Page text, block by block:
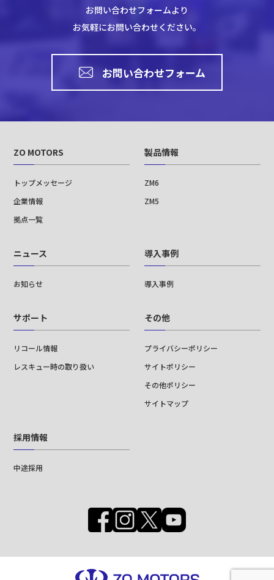
お問い合わせフォームより
お気軽にお問い合わせください。
お問い合わせフォーム
ZO MOTORS
トップメッセージ
企業情報
拠点一覧
製品情報
ZM6
ZM5
ニュース
お知らせ
導入事例
導入事例
サポート
リコール情報
レスキュー時の取り扱い
その他
プライバシーポリシー
サイトポリシー
その他ポリシー
サイトマップ
採用情報
中途採用